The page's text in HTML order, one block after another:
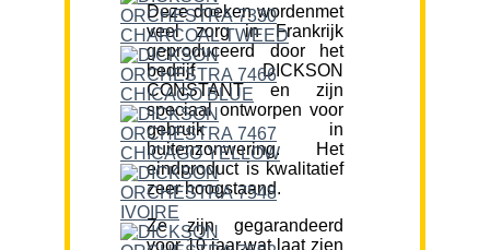
Deze doeken wordenmet
veel zorg in Frankrijk
geproduceerd door het
bedrijf DICKSON
CONSTANT en zijn
speciaal ontworpen voor
gebruik in
buitenzonwering. Het
eindproduct is kwalitatief
zeer hoogstaand.
Ze zijn gegarandeerd
voor 10 jaar,wat laat zien